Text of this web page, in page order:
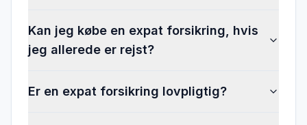
Kan jeg købe en expat forsikring, hvis
jeg allerede er rejst?
Er en expat forsikring lovpligtig?